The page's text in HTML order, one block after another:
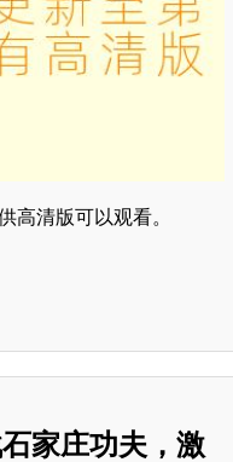
高清版可以观看。
家庄功夫，激